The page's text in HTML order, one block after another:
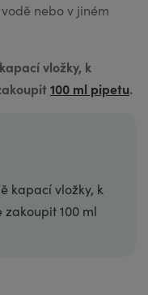
nebo v jiném
vložky, k
100 ml pipetu.
kapací vložky, k
zakoupit100 ml